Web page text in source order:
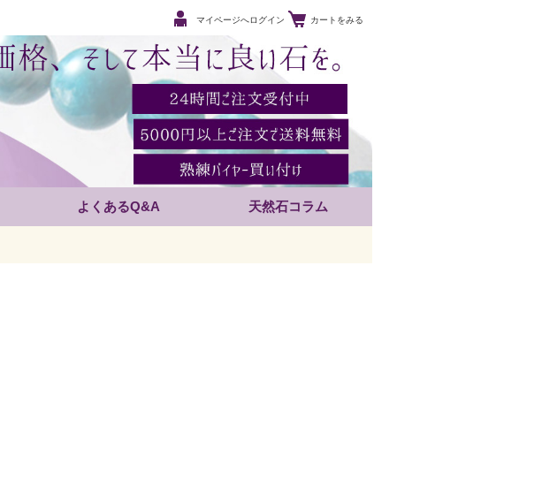
マイページへログイン カートをみる
よくあるQ&A 天然石コラム